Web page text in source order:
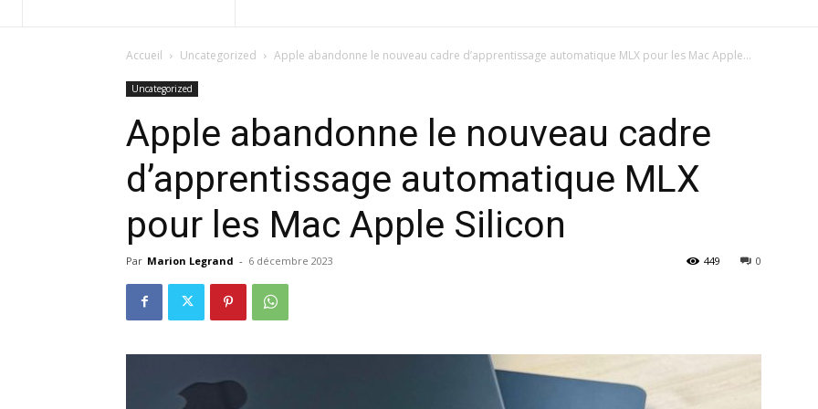
Accueil Uncategorized Apple abandonne le nouveau cadre d’apprentissage automatique MLX pour les Mac Apple...
Uncategorized
Apple abandonne le nouveau cadre
d’apprentissage automatique MLX
pour les Mac Apple Silicon
Par Marion Legrand - 6 décembre 2023 0
449